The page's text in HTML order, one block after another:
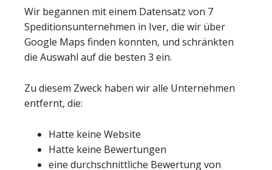
Wir begannen mit einem Datensatz von 7
Speditionsunternehmen in Iver, die wir über
Google Maps finden konnten, und schränkten
die Auswahl auf die besten 3 ein.
Zu diesem Zweck haben wir alle Unternehmen
entfernt, die:
Hatte keine Website
Hatte keine Bewertungen
eine durchschnittliche Bewertung von